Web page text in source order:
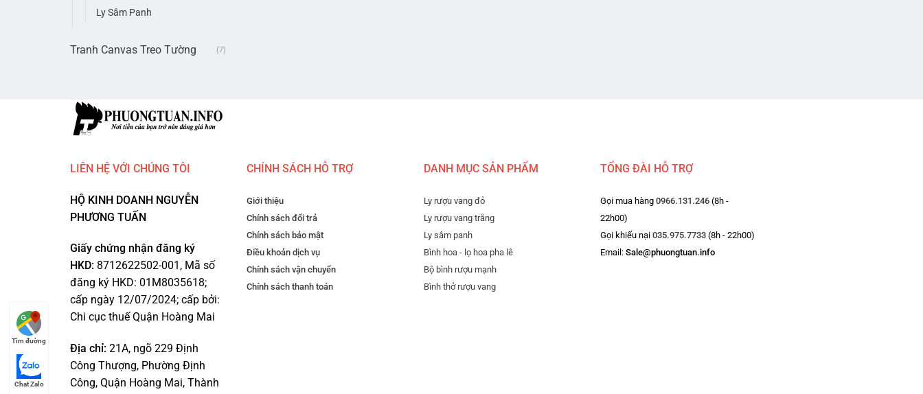
Ly Sâm Panh
Tranh Canvas Treo Tường (7)
LIÊN HỆ VỚI CHÚNG TÔI
HỘ KINH DOANH NGUYỄN
PHƯƠNG TUẤN
Giấy chứng nhận đăng ký
HKD: 8712622502-001, Mã số
đăng ký HKD: 01M8035618;
cấp ngày 12/07/2024; cấp bởi:
Chi cục thuế Quận Hoàng Mai
Địa chỉ: 21A, ngõ 229 Định
Công Thượng, Phường Định
Công, Quận Hoàng Mai, Thành
CHÍNH SÁCH HỖ TRỢ
Giới thiệu
Chính sách đổi trả
Chính sách bảo mật
Điều khoản dịch vụ
Chính sách vận chuyển
Chính sách thanh toán
DANH MỤC SẢN PHẨM
Ly rượu vang đỏ
Ly rượu vang trắng
Ly sâm panh
Bình hoa - lọ hoa pha lê
Bộ bình rượu mạnh
Bình thở rượu vang
TỔNG ĐÀI HỖ TRỢ
Gọi mua hàng0966.131.246(8h -
22h00)
Gọi khiếu nại035.975.7733(8h - 22h00)
Email:Sale@phuongtuan.info
Tìm đường
Chat Zalo